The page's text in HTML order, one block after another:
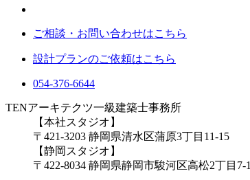
ご相談・お問い合わせはこちら
設計プランのご依頼はこちら
054-376-6644
TENアーキテクツ一級建築士事務所
【本社スタジオ】
〒421-3203 静岡県清水区蒲原3丁目11-15
【静岡スタジオ】
〒422-8034 静岡県静岡市駿河区高松2丁目7-1